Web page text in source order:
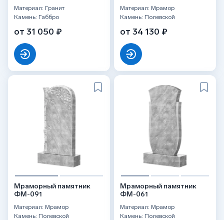
Материал: Гранит
Камень: Габбро
от 31 050 ₽
Материал: Мрамор
Камень: Полевской
от 34 130 ₽
Мраморный памятник
ФМ-091
Материал: Мрамор
Камень: Полевской
Мраморный памятник
ФМ-061
Материал: Мрамор
Камень: Полевской